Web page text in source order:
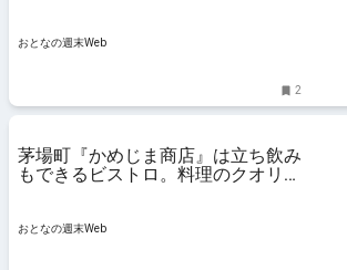
おとなの週末Web
2
茅場町『かめじま商店』は立ち飲み
もできるビストロ。料理のクオリテ
おとなの週末Web